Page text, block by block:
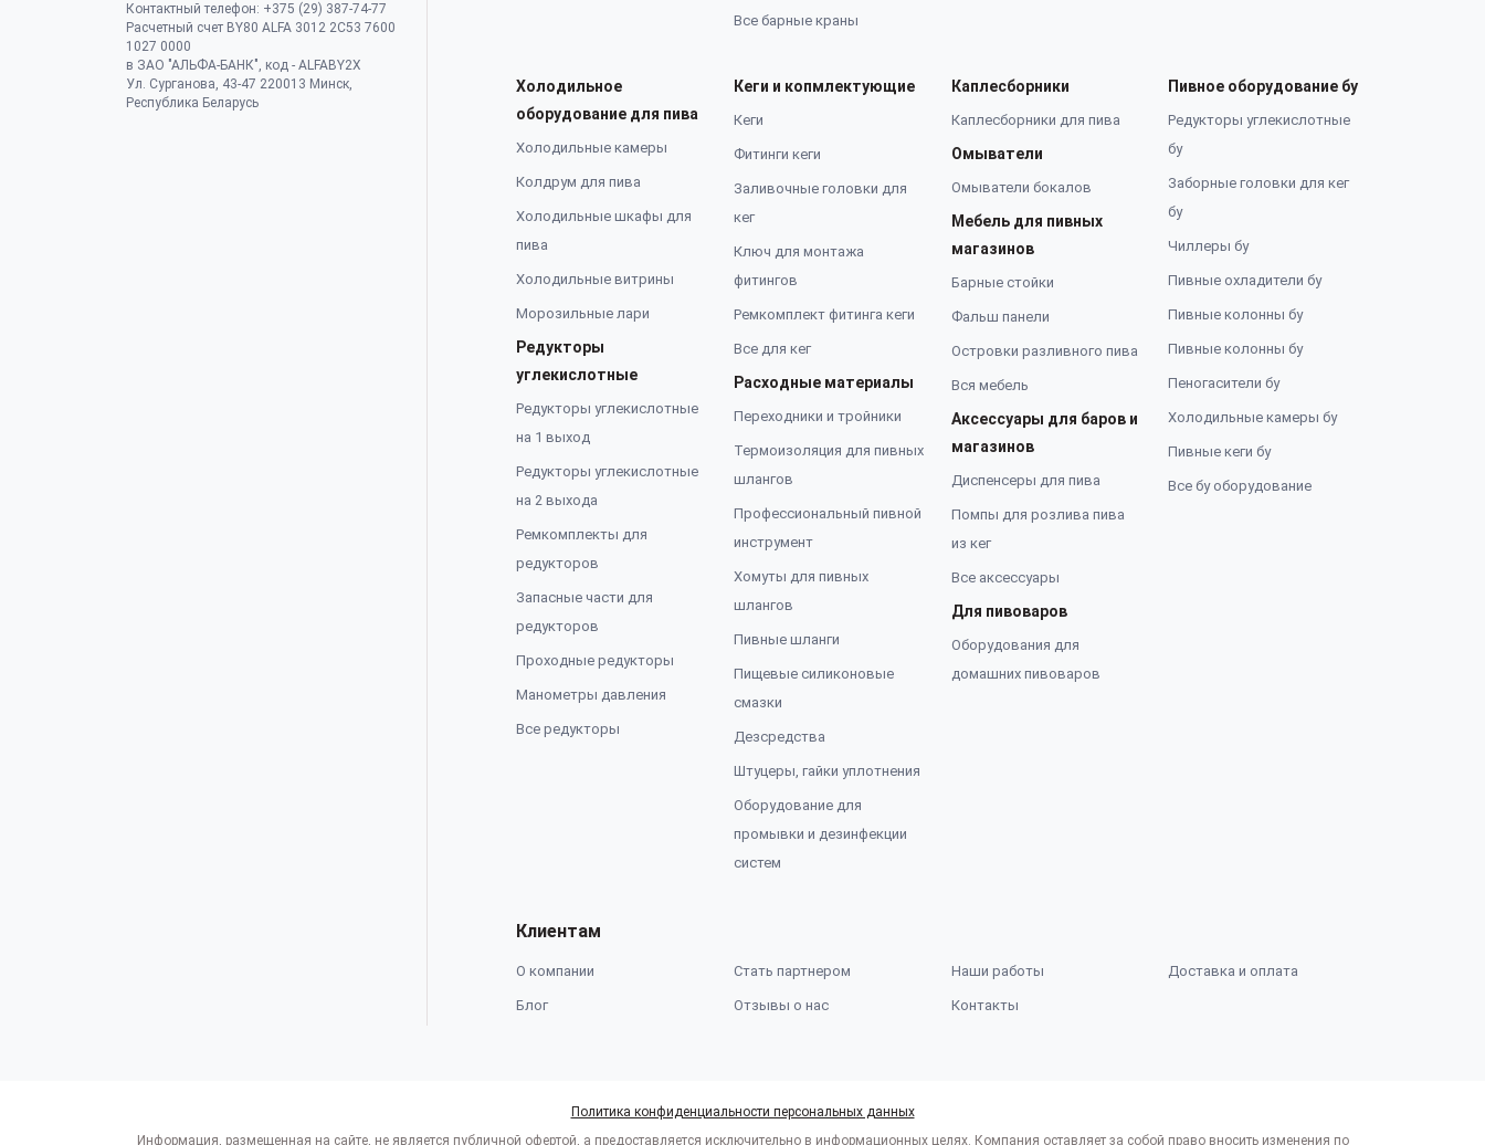
Контактный телефон: +375 (29) 387-74-77
Расчетный счет BY80 ALFA 3012 2C53 7600
1027 0000
в ЗАО "АЛЬФА-БАНК", код - ALFABY2X
Ул. Сурганова, 43-47 220013 Минск,
Республика Беларусь
Все барные краны
Холодильное
оборудование для пива
Холодильные камеры
Колдрум для пива
Холодильные шкафы для
пива
Холодильные витрины
Морозильные лари
Редукторы
углекислотные
Редукторы углекислотные
на 1 выход
Редукторы углекислотные
на 2 выхода
Ремкомплекты для
редукторов
Запасные части для
редукторов
Проходные редукторы
Манометры давления
Все редукторы
Кеги и копмлектующие
Кеги
Фитинги кеги
Заливочные головки для
кег
Ключ для монтажа
фитингов
Ремкомплект фитинга кеги
Все для кег
Расходные материалы
Переходники и тройники
Термоизоляция для пивных
шлангов
Профессиональный пивной
инструмент
Хомуты для пивных
шлангов
Пивные шланги
Пищевые силиконовые
смазки
Дезсредства
Штуцеры, гайки уплотнения
Оборудование для
промывки и дезинфекции
систем
Каплесборники
Каплесборники для пива
Омыватели
Омыватели бокалов
Мебель для пивных
магазинов
Барные стойки
Фальш панели
Островки разливного пива
Вся мебель
Аксессуары для баров и
магазинов
Диспенсеры для пива
Помпы для розлива пива
из кег
Все аксессуары
Для пивоваров
Оборудования для
домашних пивоваров
Пивное оборудование бу
Редукторы углекислотные
бу
Заборные головки для кег
бу
Чиллеры бу
Пивные охладители бу
Пивные колонны бу
Пивные колонны бу
Пеногасители бу
Холодильные камеры бу
Пивные кеги бу
Все бу оборудование
Клиентам
О компании Стать партнером Наши работы Доставка и оплата
Блог Отзывы о нас Контакты
Политика конфиденциальности персональных данных
Информация, размещенная на сайте, не является публичной офертой, а предоставляется исключительно в информационных целях. Компания оставляет за собой право вносить изменения по